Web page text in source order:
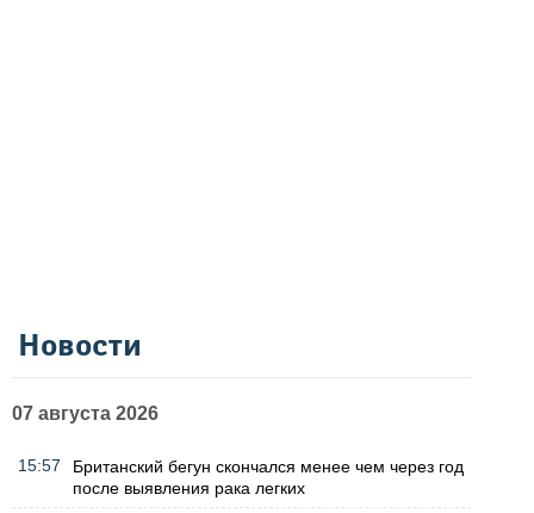
Новости
07 августа 2026
15:57
Британский бегун скончался менее чем через год
после выявления рака легких